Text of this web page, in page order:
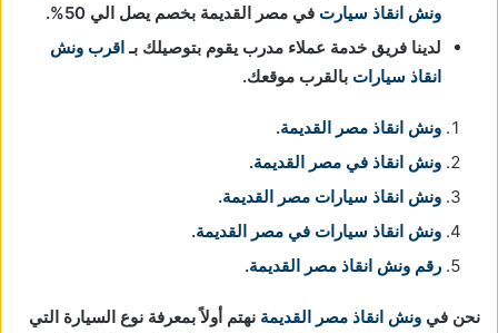
ونش انقاذ سيارت في مصر القديمة بخصم يصل الي 50%.
لدينا فريق خدمة عملاء مدرب يقوم بتوصيلك بـاقرب ونش
انقاذ سيارات بالقرب موقعك.
ونش انقاذ مصر القديمة.
ونش انقاذ في مصر القديمة.
ونش انقاذ سيارات مصر القديمة.
ونش انقاذ سيارات في مصر القديمة.
رقم ونش انقاذ مصر القديمة.
نحن في ونش انقاذ مصر القديمة نهتم أولاً بمعرفة نوع السيارة التي